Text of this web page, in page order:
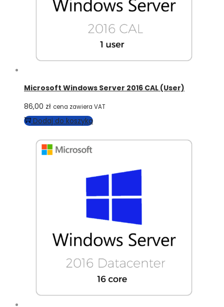
Microsoft Windows Server 2016 CAL (User)
86,00 zł cena zawiera VAT
Dodaj do koszyka